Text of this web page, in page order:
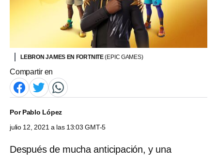
LEBRON JAMES EN FORTNITE(EPIC GAMES)
Compartir en
PorPablo López
julio 12, 2021 a las 13:03 GMT-5
Después de mucha anticipación, y una